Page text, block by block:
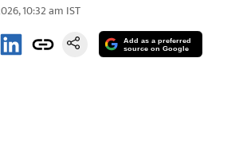
10:32 am IST
Add as a preferred
source on Google